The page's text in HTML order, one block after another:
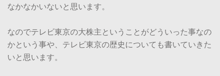
なかなかいないと思います。
なのでテレビ東京の大株主ということがどういった事なの
かという事や、テレビ東京の歴史についても書いていきた
いと思います。